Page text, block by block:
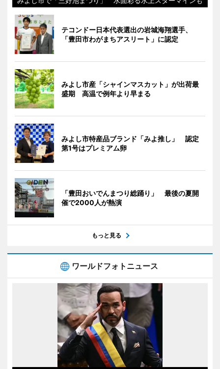
テコンドー日本代表選出の岩城海翔選手、
「豊田市わがまちアスリート」に認定
みよし市産「シャインマスカット」が出荷最
盛期 高温で例年より早まる
みよし市特産品ブランド「みよ推し」 認定
第1号はプレミアム卵
「豊田おいでんまつり総踊り」 最後の夏開
催で2000人が熱演
もっと見る
ワールドフォトニュース